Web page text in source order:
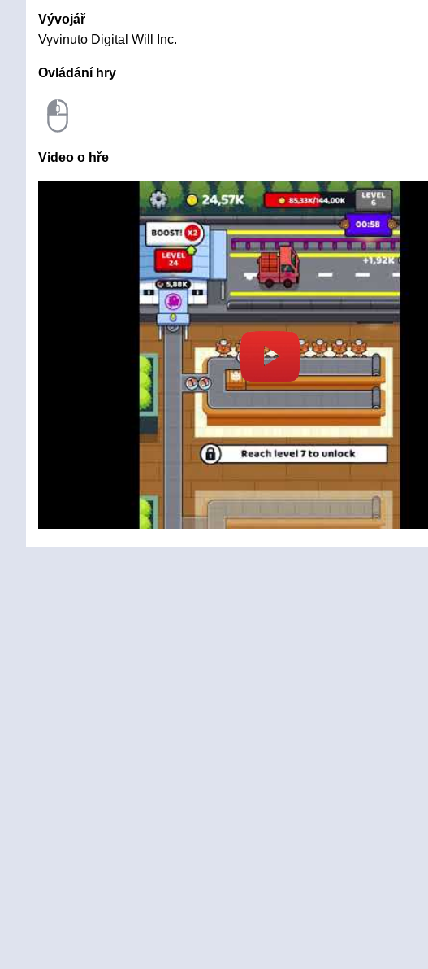
Vývojář
Vyvinuto Digital Will Inc.
Ovládání hry
Video o hře